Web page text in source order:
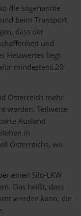
die sogenannte
beim Transport
dass der
und
Heizwertes liegt.
mindestens 20
Österreich mehr
werden. Teilweise
Ausland
in
Österreichs, wo
einen Silo-LKW
Das heißt, dass
werden kann, die